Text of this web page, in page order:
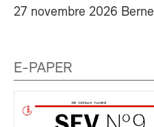
27 novembre 2026 Berne
E-PAPER